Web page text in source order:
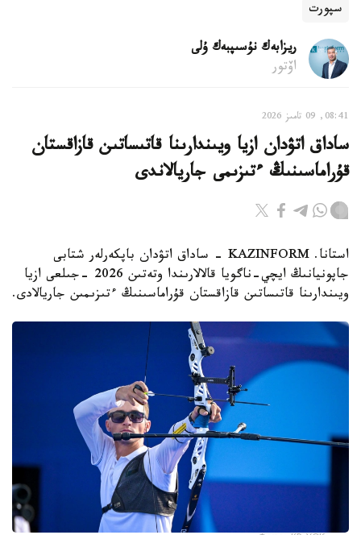
سپورت
ريزابەك نۇسىپبەك ۇلى
اۆتور
08:41, 09 تامىز 2026
ساداق اتۋدان ازيا ويىندارىنا قاتىساتىن قازاقستان
قۇراماسىنىڭ ءتىزىمى جاريالاندى
استانا. KAZINFORM - ساداق اتۋدان باپكەرلەر شتابى
جاپونيانىڭ ايچي-ناگويا قالالارىندا وتەتىن 2026 -جىلعى ازيا
ويىندارىنا قاتىساتىن قازاقستان قۇراماسىنىڭ ءتىزىمىن جاريالادى.